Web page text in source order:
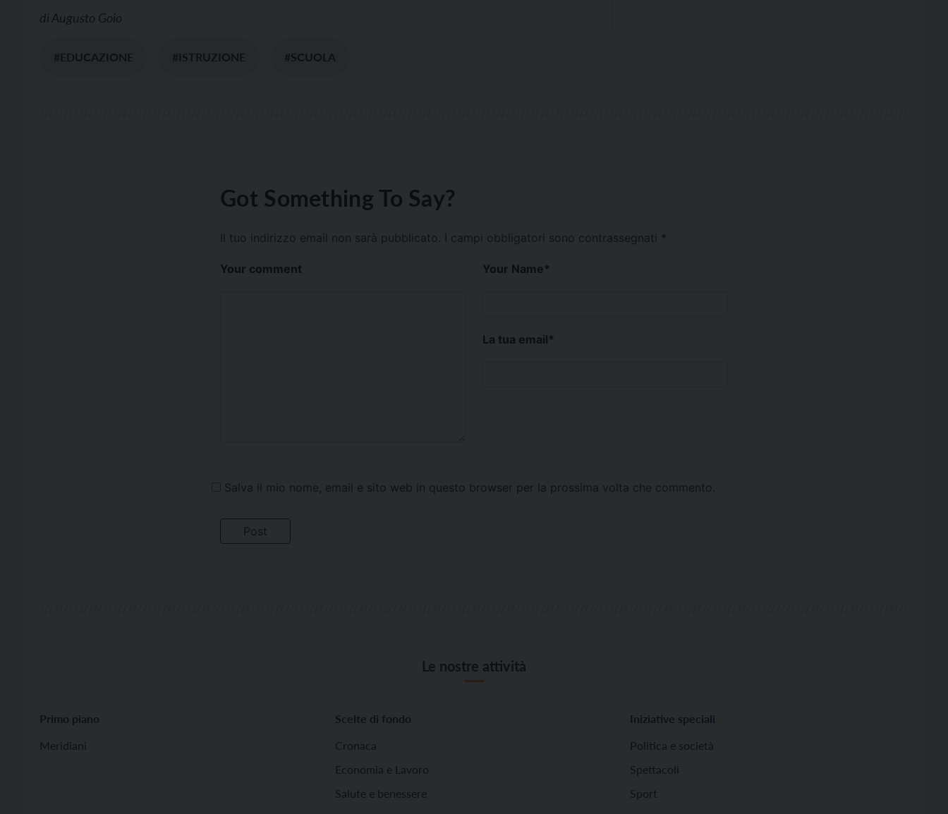
diAugusto Goio
#EDUCAZIONE #ISTRUZIONE #SCUOLA
Got Something To Say?
Il tuo indirizzo email non sarà pubblicato. I campi obbligatori sono contrassegnati *
Your comment Your Name*
La tua email*
Salva il mio nome, email e sito web in questo browser per la prossima volta che commento.
Le nostre attività
Primo piano
Meridiani
Scelte di fondo
Cronaca
Economia e Lavoro
Salute e benessere
Iniziative speciali
Politica e società
Spettacoli
Sport